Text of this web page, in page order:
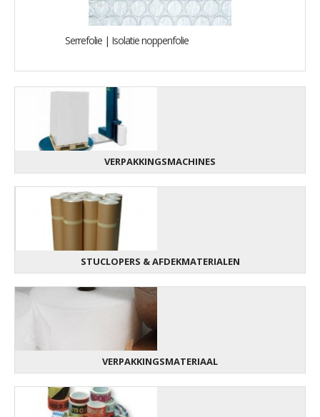
Serrefolie | Isolatie noppenfolie
VERPAKKINGSMACHINES
STUCLOPERS & AFDEKMATERIALEN
VERPAKKINGSMATERIAAL